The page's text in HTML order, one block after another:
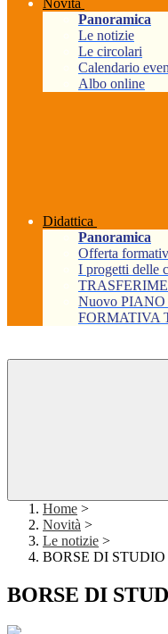
Novità
Panoramica
Le notizie
Le circolari
Calendario
Albo online
Didattica
Panoramica
Offerta
I progetti delle
Nuovo
FORMATIVA
Home >
Novità >
Le notizie >
BORSE DI STUDIO
BORSE DI